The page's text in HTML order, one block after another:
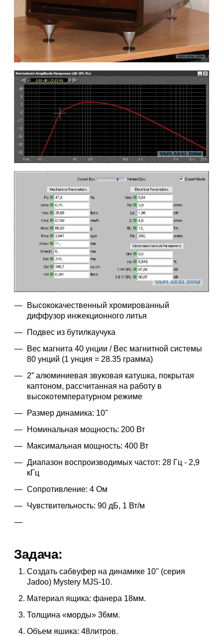
Высококачественный хромированный
диффузор инжекционного литья
Подвес из бутилкаучука
Вес магнита 40 унции / Вес магнитной системы
80 унций (1 унция = 28.35 грамма)
2” алюминиевая звуковая катушка, покрытая
каптоном, рассчитанная на работу в
высокотемпературном режиме
Размер динамика: 10"
Номинальная мощность: 200 Вт
Максимальная мощность: 400 Вт
Диапазон воспроизводимых частот: 28 Гц - 2,9
кГц
Сопротивление: 4 Ом
Чувствительность: 90 дБ, 1 Вт/м
Задача:
Создать сабвуфер на динамике 10'' (серия
Jadoo) Mystery MJS-10.
Материал ящика: фанера 18мм.
Толщина «морды» 36мм.
Объем яшика: 48литров.